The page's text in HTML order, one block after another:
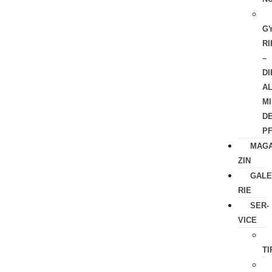
–
ZIN
RIE
SER­
VICE